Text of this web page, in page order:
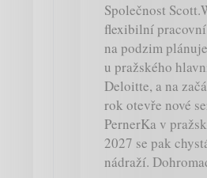
Společnost
flexibilní
na podzim
u pražského
Deloitte, a na
rok otevře nové
PernerKa v
2027 se pak
nádraží.